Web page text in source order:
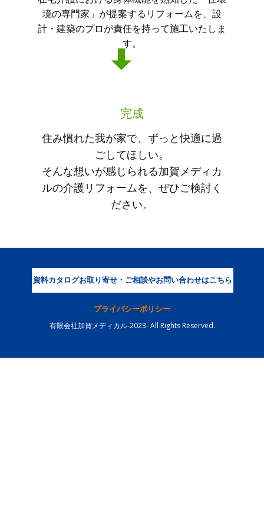
境の専門家」が提案するリフォームを、設
計・建築のプロが責任を持って施工いたしま
す。
完成
住み慣れた我が家で、ずっと快適に過
ごしてほしい。
そんな想いが感じられる加賀メディカ
ルの介護リフォームを、ぜひご検討く
ださい。
資料カタログお取り寄せ・ご相談やお問い合わせはこちら
プライバシーポリシー
有限会社加賀メディカル-2023- All Rights Reserved.